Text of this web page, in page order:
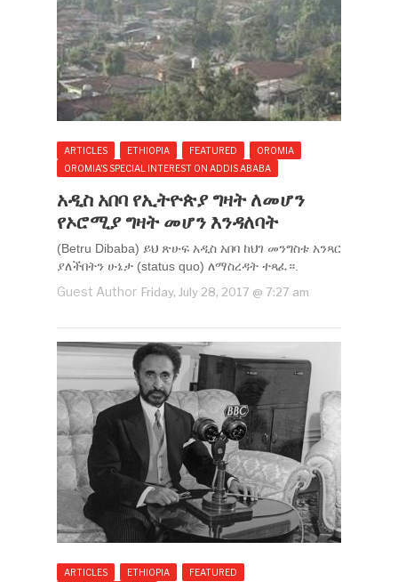
ARTICLES ETHIOPIA FEATURED
OROMIA
OROMIA'S SPECIAL INTEREST ON ADDIS ABABA
አዲስ አበባ የኢትዮጵያ ግዛት ለመሆን
የኦሮሚያ ግዛት መሆን እንዳለባት
(Betru Dibaba) ይህ ጽሁፍ አዲስ አበባ ከህገ መንግስቱ አንጻር
ያለችበትን ሁኔታ (status quo) ለማስረዳት ተጻፈ።.
Guest Author Friday, July 28, 2017 @ 7:27 am
ARTICLES ETHIOPIA
FEATURED